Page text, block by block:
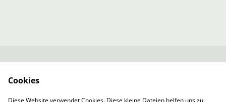
Cookies
Diese Website verwendet Cookies. Diese kleine Dateien helfen uns zu